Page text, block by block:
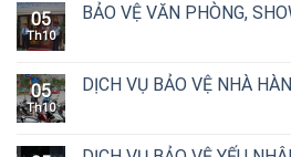
05
Th10
BẢO VỆ VĂN PHÒNG,
05
Th10
DỊCH VỤ BẢO VỆ NHÀ